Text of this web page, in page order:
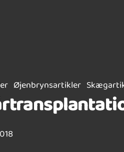
Øjenbrynsartikler